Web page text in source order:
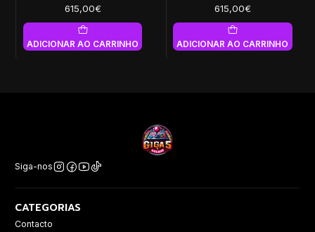
615,00€
ADICIONAR AO CARRINHO
615,00€
ADICIONAR AO CARRINHO
Siga-nos
CATEGORIAS
Contacto